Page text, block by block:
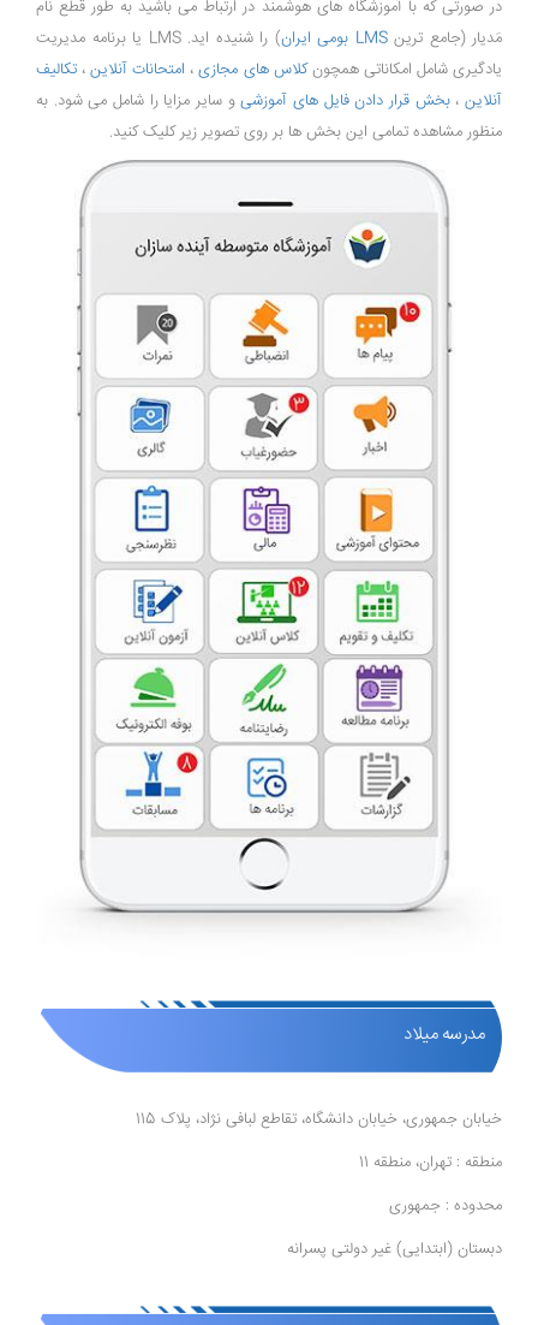
در صورتی که با آموزشگاه های هوشمند در ارتباط می باشید به طور قطع نام
مَدیار (جامع ترینLMS بومی ایران
) را شنیده اید. LMS یا برنامه مدیریت
یادگیری شامل امکاناتی همچونکلاس های مجازی، امتحانات آنلاین، تکالیف
آنلاین،بخش قرار دادن فایل های آموزشیو سایر مزایا را شامل می شود. به
منظور مشاهده تمامی این بخش ها بر روی تصویر زیر کلیک کنید.
مدرسه میلاد
خیابان جمهوری، خیابان دانشگاه، تقاطع لبافی نژاد، پلاک 115
منطقه : تهران، منطقه 11
محدوده : جمهوری
دبستان (ابتدایی) غیر دولتی پسرانه